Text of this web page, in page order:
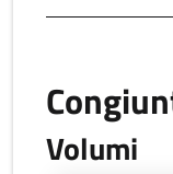
Volumi